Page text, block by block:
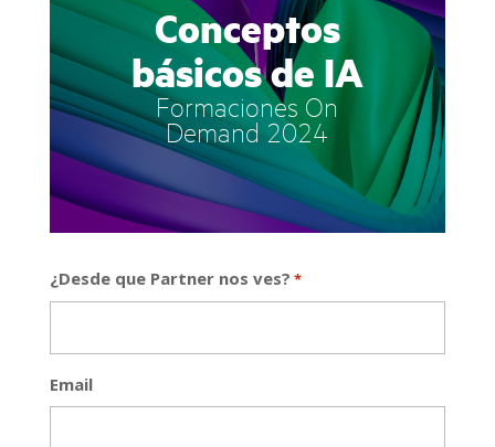
Conceptos
básicos de IA
Formaciones On
Demand 2024
¿Desde que Partner nos ves? *
Email